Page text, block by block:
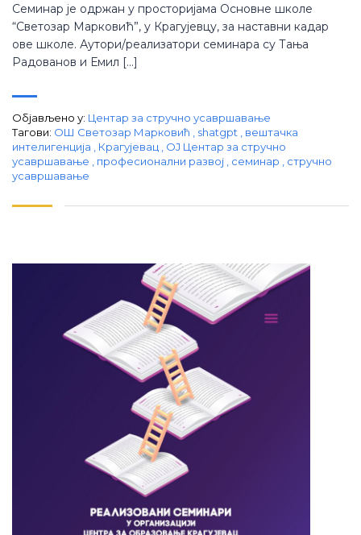
Семинар је одржан у просторијама Основне школе
“Светозар Марковић”, у Крагујевцу, за наставни кадар
ове школе. Аутори/реализатори семинара су Тања
Радованов и Емил […]
Објављено у: Центар за стручно усавршавање
Тагови: OШ Светозар Марковић shatgpt
вештачка
интелигенција
Крагујевац
ОЈ Центар за стручно
усавршавање
професионални развој семинар
стручно
усавршавање